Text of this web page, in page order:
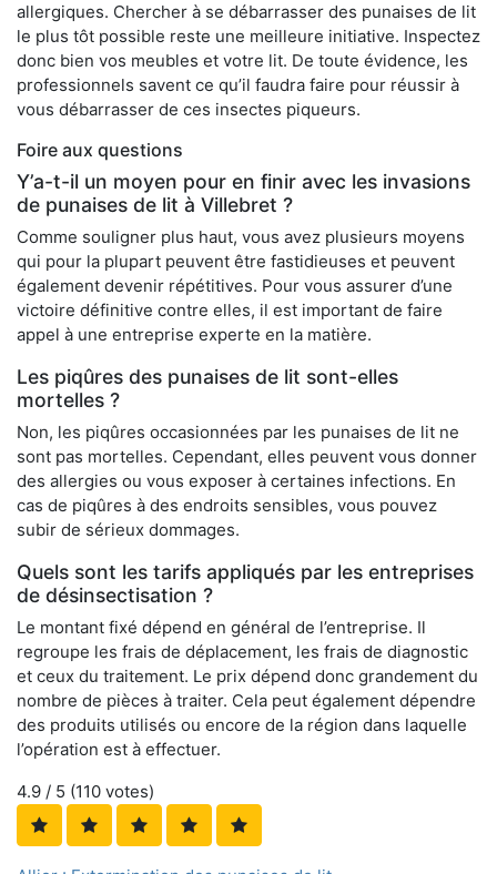
allergiques. Chercher à se débarrasser des punaises de lit
le plus tôt possible reste une meilleure initiative. Inspectez
donc bien vos meubles et votre lit. De toute évidence, les
professionnels savent ce qu’il faudra faire pour réussir à
vous débarrasser de ces insectes piqueurs.
Foire aux questions
Y’a-t-il un moyen pour en finir avec les invasions
de punaises de lit à Villebret ?
Comme souligner plus haut, vous avez plusieurs moyens
qui pour la plupart peuvent être fastidieuses et peuvent
également devenir répétitives. Pour vous assurer d’une
victoire définitive contre elles, il est important de faire
appel à une entreprise experte en la matière.
Les piqûres des punaises de lit sont-elles
mortelles ?
Non, les piqûres occasionnées par les punaises de lit ne
sont pas mortelles. Cependant, elles peuvent vous donner
des allergies ou vous exposer à certaines infections. En
cas de piqûres à des endroits sensibles, vous pouvez
subir de sérieux dommages.
Quels sont les tarifs appliqués par les entreprises
de désinsectisation ?
Le montant fixé dépend en général de l’entreprise. Il
regroupe les frais de déplacement, les frais de diagnostic
et ceux du traitement. Le prix dépend donc grandement du
nombre de pièces à traiter. Cela peut également dépendre
des produits utilisés ou encore de la région dans laquelle
l’opération est à effectuer.
4.9 / 5 (110 votes)